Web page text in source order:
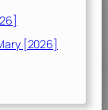
[2026]